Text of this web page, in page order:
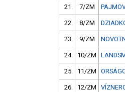
21. 7/ZM
22. 8/ZM
23. 9/ZM
24. 10/ZM
25. 11/ZM
26. 12/ZM